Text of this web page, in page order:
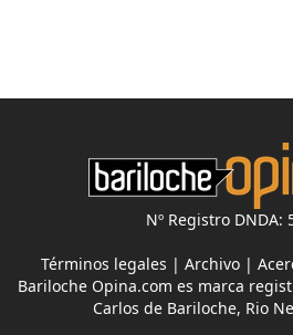
Nº Registro DNDA:
Términos legales | Archivo |
Bariloche Opina.com es marca
Carlos de Bariloche, Rio